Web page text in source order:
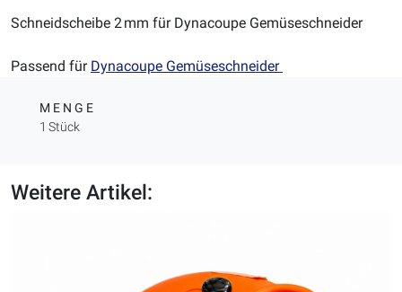
Schneidscheibe 2 mm für Dynacoupe Gemüseschneider
Passend für Dynacoupe Gemüseschneider
MENGE
1 Stück
Weitere Artikel: